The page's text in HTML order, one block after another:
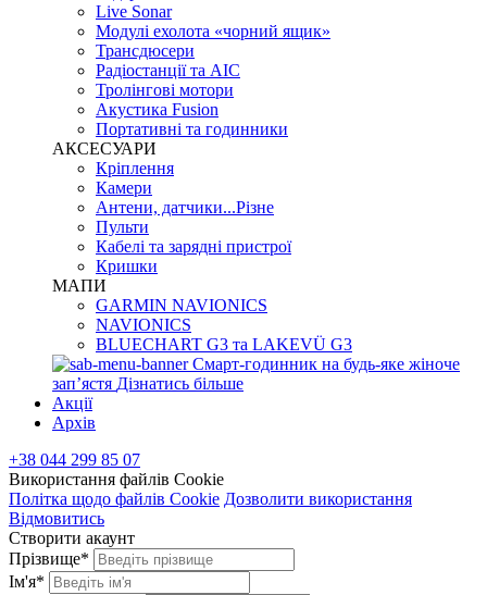
Live Sonar
Модулі ехолота «чорний ящик»
Трансдюсери
Радіостанції та АІС
Тролінгові мотори
Акустика Fusion
Портативні та годинники
АКСЕСУАРИ
Кріплення
Камери
Антени, датчики...Різне
Пульти
Кабелі та зарядні пристрої
Кришки
МАПИ
GARMIN NAVIONICS
NAVIONICS
BLUECHART G3 та LAKEVÜ G3
Смарт-годинник на будь-яке жіноче
запʼястя Дізнатись більше
Акції
Архів
+38 044 299 85 07
Використання файлів Cookie
Політка щодо файлів Cookie Дозволити використання
Відмовитись
Створити акаунт
Прізвище*
Ім'я*